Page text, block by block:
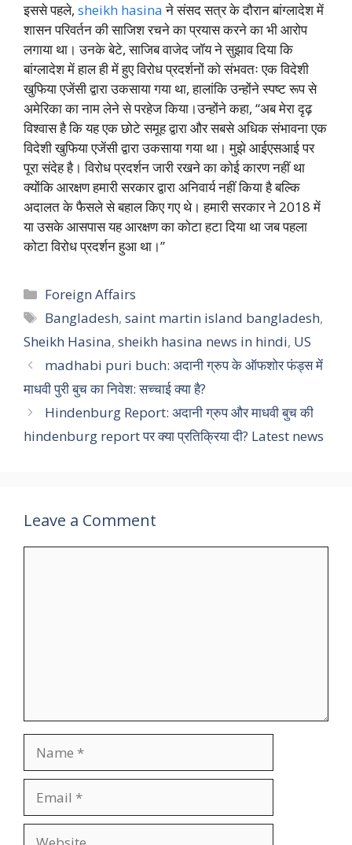
इससे पहले, sheikh hasinaने संसद सत्र के दौरान बांग्लादेश में
शासन परिवर्तन की साजिश रचने का प्रयास करने का भी आरोप
लगाया था। उनके बेटे, साजिब वाजेद जॉय ने सुझाव दिया कि
बांग्लादेश में हाल ही में हुए विरोध प्रदर्शनों को संभवतः एक विदेशी
खुफिया एजेंसी द्वारा उकसाया गया था, हालांकि उन्होंने स्पष्ट रूप से
अमेरिका का नाम लेने से परहेज किया।उन्होंने कहा, “अब मेरा दृढ़
विश्वास है कि यह एक छोटे समूह द्वारा और सबसे अधिक संभावना एक
विदेशी खुफिया एजेंसी द्वारा उकसाया गया था। मुझे आईएसआई पर
पूरा संदेह है। विरोध प्रदर्शन जारी रखने का कोई कारण नहीं था
क्योंकि आरक्षण हमारी सरकार द्वारा अनिवार्य नहीं किया है बल्कि
अदालत के फैसले से बहाल किए गए थे। हमारी सरकार ने 2018 में
या उसके आसपास यह आरक्षण का कोटा हटा दिया था जब पहला
कोटा विरोध प्रदर्शन हुआ था।”
Categories
Foreign Affairs
Tags
Bangladesh,saint martin island bangladesh,
Sheikh Hasina, sheikh hasina news in hindi, US
madhabi puri buch: अदानी ग्रुप के ऑफशोर फंड्स में
माधवी पुरी बुच का निवेश: सच्चाई क्या है?
Hindenburg Report: अदानी ग्रुप और माधवी बुच की
hindenburg report पर क्या प्रतिक्रिया दी? Latest news
Leave a Comment